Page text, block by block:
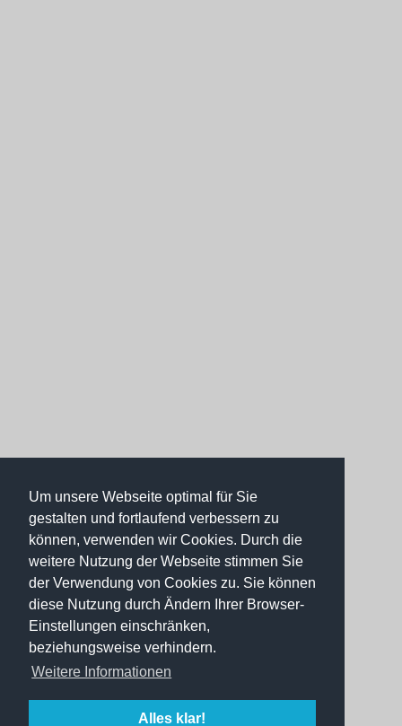
Um unsere Webseite optimal für Sie
gestalten und fortlaufend verbessern zu
können, verwenden wir Cookies. Durch die
weitere Nutzung der Webseite stimmen Sie
der Verwendung von Cookies zu. Sie können
diese Nutzung durch Ändern Ihrer Browser-
Einstellungen einschränken,
beziehungsweise verhindern.
Weitere Informationen
Alles klar!